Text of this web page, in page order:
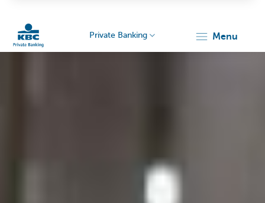
Private Banking menu